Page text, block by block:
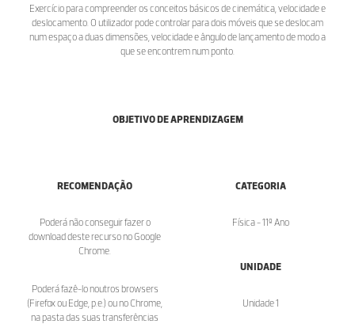
Exercício para compreender os conceitos básicos de cinemática, velocidade e
deslocamento. O utilizador pode controlar para dois móveis que se deslocam
num espaço a duas dimensões, velocidade e ângulo de lançamento de modo a
que se encontrem num ponto.
OBJETIVO DE APRENDIZAGEM
RECOMENDAÇÃO
Poderá não conseguir fazer o
download deste recurso no Google
Chrome.
Poderá fazê-lo noutros browsers
(Firefox ou Edge, p.e.) ou no Chrome,
na pasta das suas transferências
CATEGORIA
Física - 11º Ano
UNIDADE
Unidade 1